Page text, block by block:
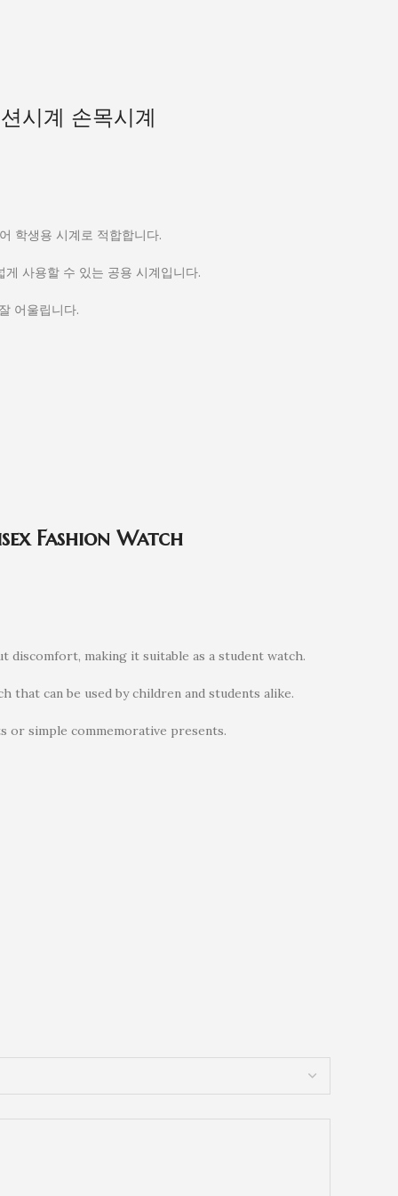
시계 손목시계
학생용 시계로 적합합니다.
사용할 수 있는 공용 시계입니다.
어울립니다.
Fashion Watch
making it suitable as a student watch.
that can be used by children and students alike.
or simple commemorative presents.